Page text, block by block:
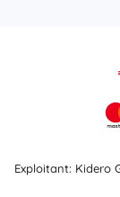
Exploitant: Kidero